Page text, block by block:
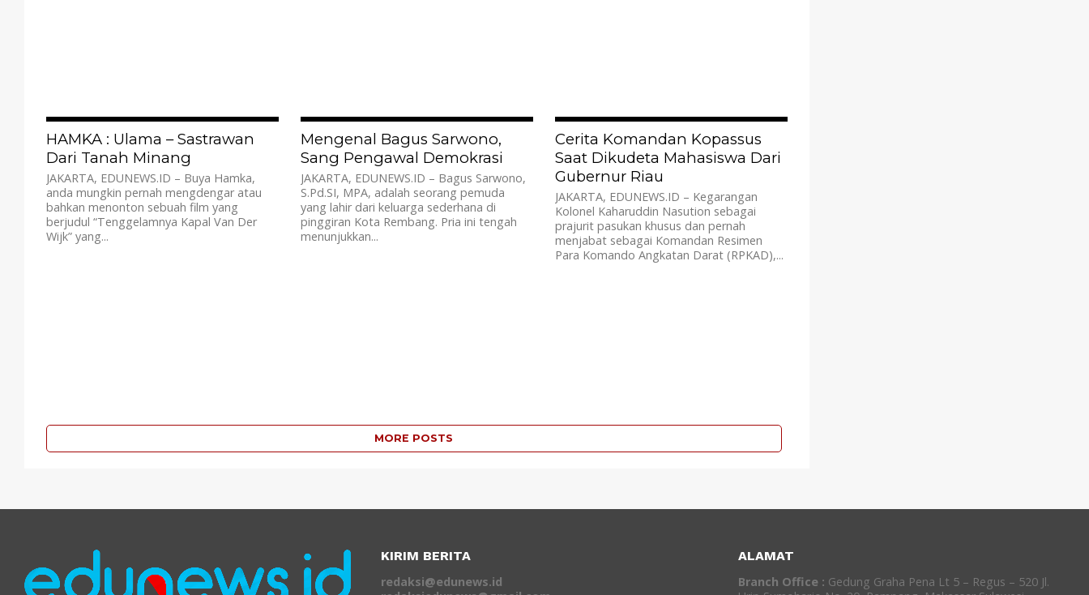
HAMKA : Ulama – Sastrawan
Dari Tanah Minang
JAKARTA, EDUNEWS.ID – Buya Hamka,
anda mungkin pernah mengdengar atau
bahkan menonton sebuah film yang
berjudul “Tenggelamnya Kapal Van Der
Wijk” yang...
Mengenal Bagus Sarwono,
Sang Pengawal Demokrasi
JAKARTA, EDUNEWS.ID – Bagus Sarwono,
S.Pd.SI, MPA, adalah seorang pemuda
yang lahir dari keluarga sederhana di
pinggiran Kota Rembang. Pria ini tengah
menunjukkan...
Cerita Komandan Kopassus
Saat Dikudeta Mahasiswa Dari
Gubernur Riau
JAKARTA, EDUNEWS.ID – Kegarangan
Kolonel Kaharuddin Nasution sebagai
prajurit pasukan khusus dan pernah
menjabat sebagai Komandan Resimen
Para Komando Angkatan Darat (RPKAD),...
MORE POSTS
KIRIM BERITA
redaksi@edunews.id
ALAMAT
Branch Office : Gedung Graha Pena Lt 5 – Regus – 520 Jl.